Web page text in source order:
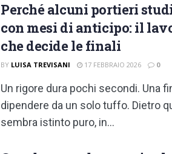
Perché alcuni portieri
con mesi di anticipo: il
che decide le finali
BY LUISA TREVISANI 17 FEBBRAIO 2026 0
Un rigore dura pochi secondi. Una
dipendere da un solo tuffo. Dietro
sembra istinto puro, in...